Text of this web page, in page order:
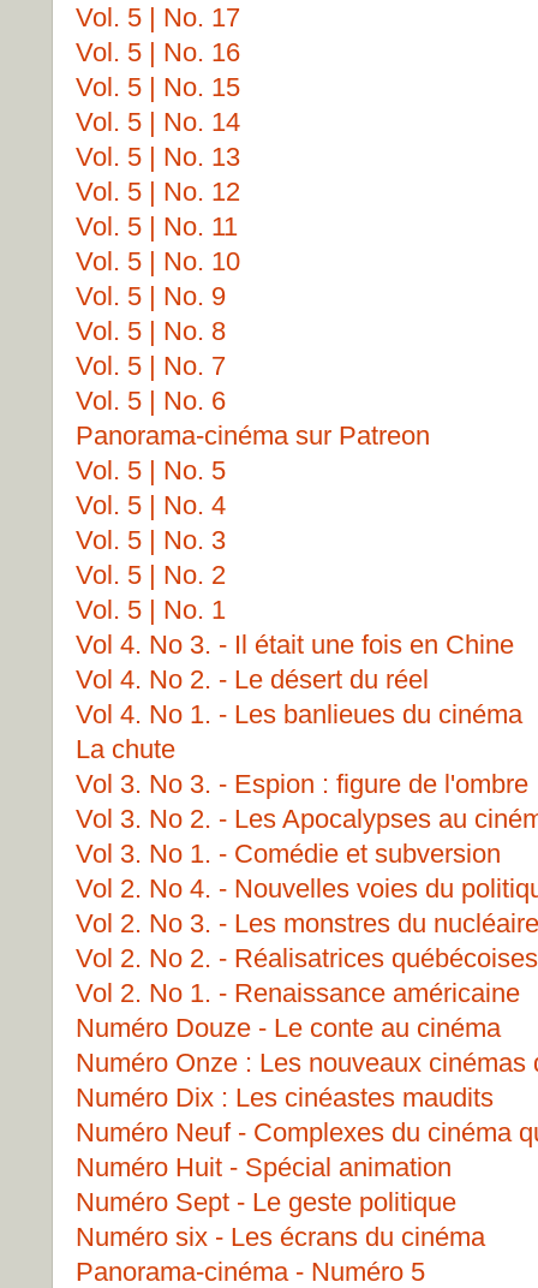
Vol. 5 | No. 17
Vol. 5 | No. 16
Vol. 5 | No. 15
Vol. 5 | No. 14
Vol. 5 | No. 13
Vol. 5 | No. 12
Vol. 5 | No. 11
Vol. 5 | No. 10
Vol. 5 | No. 9
Vol. 5 | No. 8
Vol. 5 | No. 7
Vol. 5 | No. 6
Panorama-cinéma sur Patreon
Vol. 5 | No. 5
Vol. 5 | No. 4
Vol. 5 | No. 3
Vol. 5 | No. 2
Vol. 5 | No. 1
Vol 4. No 3. - Il était une fois en Chine
Vol 4. No 2. - Le désert du réel
Vol 4. No 1. - Les banlieues du cinéma
La chute
Vol 3. No 3. - Espion : figure de l'ombre
Vol 3. No 2. - Les Apocalypses au
Vol 3. No 1. - Comédie et subversion
Vol 2. No 4. - Nouvelles voies du
Vol 2. No 3. - Les monstres du nucléaire
Vol 2. No 2. - Réalisatrices québécoises
Vol 2. No 1. - Renaissance américaine
Numéro Douze - Le conte au cinéma
Numéro Onze : Les nouveaux cinémas
Numéro Dix : Les cinéastes maudits
Numéro Neuf - Complexes du cinéma
Numéro Huit - Spécial animation
Numéro Sept - Le geste politique
Numéro six - Les écrans du cinéma
Panorama-cinéma - Numéro 5